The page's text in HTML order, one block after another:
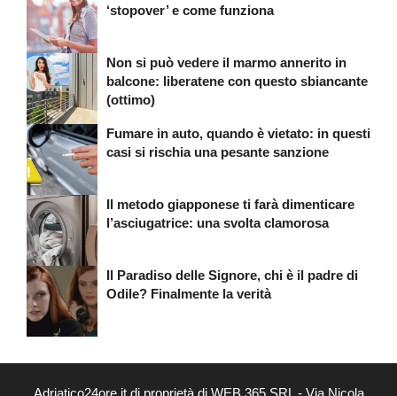
‘stopover’ e come funziona
Non si può vedere il marmo annerito in
balcone: liberatene con questo sbiancante
(ottimo)
Fumare in auto, quando è vietato: in questi
casi si rischia una pesante sanzione
Il metodo giapponese ti farà dimenticare
l’asciugatrice: una svolta clamorosa
Il Paradiso delle Signore, chi è il padre di
Odile? Finalmente la verità
Adriatico24ore.it di proprietà di WEB 365 SRL - Via Nicola